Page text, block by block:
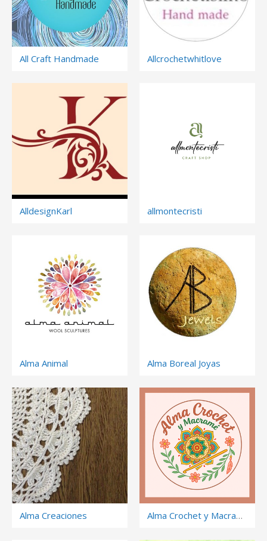
All Craft Handmade Allcrochetwhitlove
AlldesignKarl allmontecristi
Alma Animal Alma Boreal Joyas
Alma Creaciones Alma Crochet y Macramé